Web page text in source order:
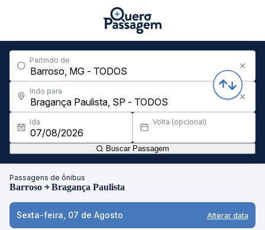
Partindo de
Indo para
Ida Volta (opcional)
Buscar Passagem
Passagens de ônibus
Barroso Bragança Paulista
Sexta-feira, 07 de Agosto Alterar data